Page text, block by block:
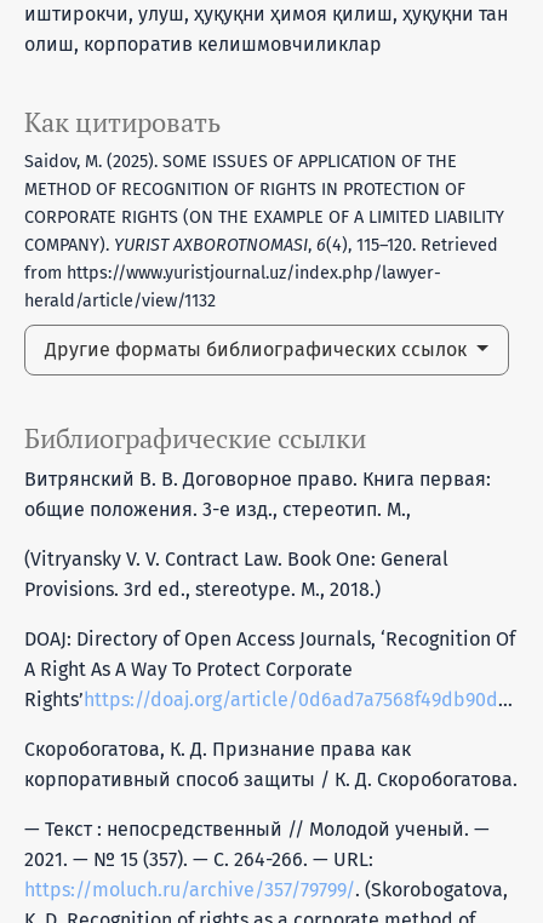
иштирокчи, улуш, ҳуқуқни ҳимоя қилиш, ҳуқуқни тан
олиш, корпоратив келишмовчиликлар
Как цитировать
Saidov, M. (2025). SOME ISSUES OF APPLICATION OF THE
METHOD OF RECOGNITION OF RIGHTS IN PROTECTION OF
CORPORATE RIGHTS (ON THE EXAMPLE OF A LIMITED LIABILITY
COMPANY). YURIST AXBOROTNOMASI, 6(4), 115–120. Retrieved
from https://www.yuristjournal.uz/index.php/lawyer-
herald/article/view/1132
Другие форматы библиографических ссылок
Библиографические ссылки
Витрянский В. В. Договорное право. Книга первая:
общие положения. 3-е изд., стереотип. М.,
(Vitryansky V. V. Contract Law. Book One: General
Provisions. 3rd ed., stereotype. M., 2018.)
DOAJ: Directory of Open Access Journals, ‘Recognition Of
A Right As A Way To Protect Corporate
Rights’https://doaj.org/article/0d6ad7a7568f49db90db3718ecc0fbb2
Скоробогатова, К. Д. Признание права как
корпоративный способ защиты / К. Д. Скоробогатова.
— Текст : непосредственный // Молодой ученый. —
2021. — № 15 (357). — С. 264-266. — URL:
https://moluch.ru/archive/357/79799/. (Skorobogatova,